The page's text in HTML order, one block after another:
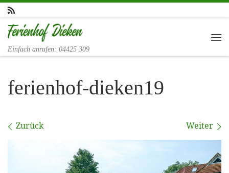
Zum Inhalt springen
Einfach anrufen: 04425 309
ferienhof-dieken19
Bilder Navigation
Zurück Weiter